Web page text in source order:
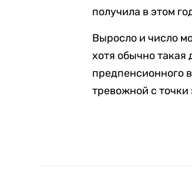
получила в этом
Выросло и число
хотя обычно такая
предпенсионного
тревожной с